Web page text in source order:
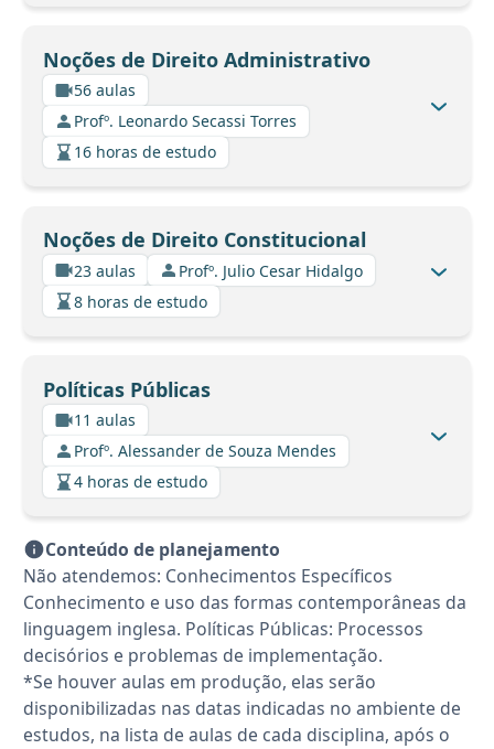
Noções de Direito Administrativo
56 aulas
Profº. Leonardo Secassi Torres
16 horas de estudo
Noções de Direito Constitucional
23 aulas
Profº. Julio Cesar Hidalgo
8 horas de estudo
Políticas Públicas
11 aulas
Profº. Alessander de Souza Mendes
4 horas de estudo
Conteúdo de planejamento
Não atendemos: Conhecimentos Específicos
Conhecimento e uso das formas contemporâneas da
linguagem inglesa. Políticas Públicas: Processos
decisórios e problemas de implementação.
*Se houver aulas em produção, elas serão
disponibilizadas nas datas indicadas no ambiente de
estudos, na lista de aulas de cada disciplina, após o